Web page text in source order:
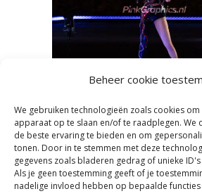
Beheer cookie
We gebruiken technologieën zoals cookies
apparaat op te slaan en/of te raadplegen. We
de beste ervaring te bieden en om
tonen. Door in te stemmen met deze
gegevens zoals bladeren gedrag of unieke
Als je geen toestemming geeft of je
nadelige invloed hebben op bepaalde
heet
Mooie concertfoto’s en
maken